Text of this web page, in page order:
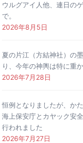
ウルグアイ人他、連日の
で。
2026年8月5日
夏の片江（方結神社）の
り、今年の神輿は特に重
2026年7月28日
恒例となりましたが、か
海上保安庁とカヤック安
行われました
2026年7月27日